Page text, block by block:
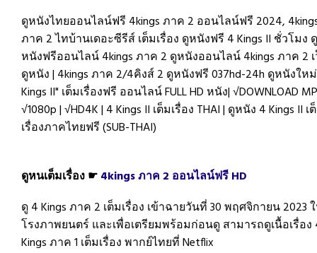
ดูหนังไทยออนไลน์ฟรี 4kings ภาค 2 ออนไลน์ฟรี 2024,
ภาค 2 ไทบ้านเดอะซีรีส์ เต็มเรื่อง ดูหนังฟรี 4 Kings II ชั่วโมง ดู
หนังฟรีออนไลน์ 4kings ภาค 2 ดูหนังออนไลน์ 4kings ภาค 2
ดูหนัง | 4kings ภาค 2/4คิงส์ 2 ดูหนังฟรี 037hd-24h ดูหนังให
Kings II" เต็มเรื่องฟรี ออนไลน์ FULL HD หนัง| √DOWNLOAD
√1080p | √HD4K | 4 Kings II เต็มเรื่อง THAI | ดูหนัง 4 Kings II เ
เรื่องภาคไทยฟรี (SUB-THAI)
ดูหนเต็มเรื่อง ☛4kings ภาค 2 ออนไลน์ฟรี HD
ดู 4 Kings ภาค 2 เต็มเรื่อง เข้าฉายวันที่ 30 พฤศจิกายน 2023
โรงภาพยนตร์ และเพื่อเตรียมพร้อมก่อนดู สามารถดูเนื้อเรื่อง
Kings ภาค 1 เต็มเรื่อง พากย์ไทยที่ Netflix